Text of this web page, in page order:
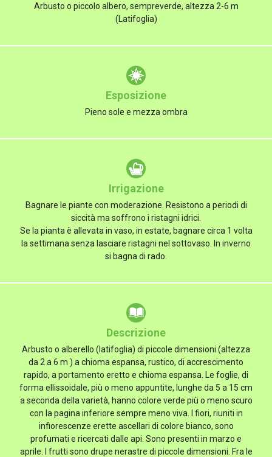
Arbusto o piccolo albero, sempreverde, altezza 2-6 m
(Latifoglia)
Esposizione
Pieno sole e mezza ombra
Irrigazione
Bagnare le piante con moderazione. Resistono a periodi di
siccità ma soffrono i ristagni idrici.
Se la pianta è allevata in vaso, in estate, bagnare circa 1 volta
la settimana senza lasciare ristagni nel sottovaso. In inverno
si bagna di rado.
Descrizione
Arbusto o alberello (latifoglia) di piccole dimensioni (altezza
da 2 a 6 m ) a chioma espansa, rustico, di accrescimento
rapido, a portamento eretto e chioma espansa. Le foglie, di
forma ellissoidale, più o meno appuntite, lunghe da 5 a 15 cm
a seconda della varietà, hanno colore verde più o meno scuro
con la pagina inferiore sempre meno viva. I fiori, riuniti in
infiorescenze erette ascellari di colore bianco, sono
profumati e ricercati dalle api. Sono presenti in marzo e
aprile. I frutti sono drupe nerastre di piccole dimensioni. Fra le